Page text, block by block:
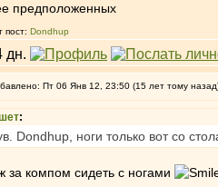
предположенных
пост: Dondhup
Пт 06 Янв 12, 23:50 (15 лет тому
:
Dondhup, ноги только вот со
за компом сидеть с ногами